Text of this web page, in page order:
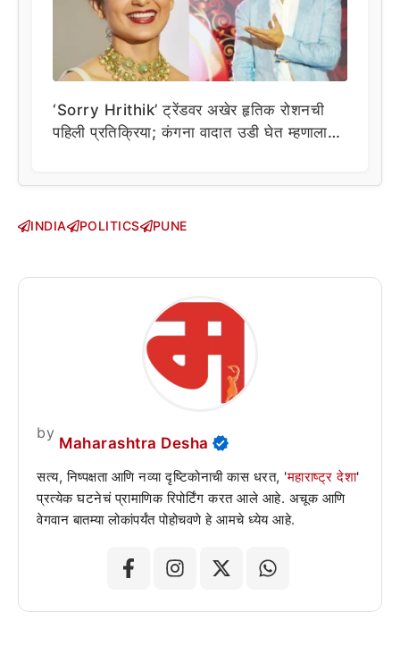
‘Sorry Hrithik’ ट्रेंडवर अखेर हृतिक रोशनची
पहिली प्रतिक्रिया; कंगना वादात उडी घेत म्हणाला…
INDIA POLITICS PUNE
by
Maharashtra Desha
सत्य, निष्पक्षता आणि नव्या दृष्टिकोनाची कास धरत, 'महाराष्ट्र देशा'
प्रत्येक घटनेचं प्रामाणिक रिपोर्टिंग करत आले आहे. अचूक आणि
वेगवान बातम्या लोकांपर्यंत पोहोचवणे हे आमचे ध्येय आहे.